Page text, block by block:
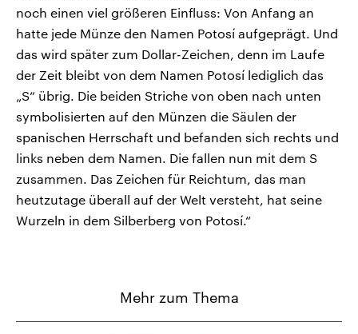
noch einen viel größeren Einfluss: Von Anfang an
hatte jede Münze den Namen Potosí aufgeprägt. Und
das wird später zum Dollar-Zeichen, denn im Laufe
der Zeit bleibt von dem Namen Potosí lediglich das
„S“ übrig. Die beiden Striche von oben nach unten
symbolisierten auf den Münzen die Säulen der
spanischen Herrschaft und befanden sich rechts und
links neben dem Namen. Die fallen nun mit dem S
zusammen. Das Zeichen für Reichtum, das man
heutzutage überall auf der Welt versteht, hat seine
Wurzeln in dem Silberberg von Potosí.“
Mehr zum Thema